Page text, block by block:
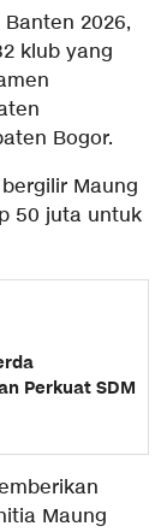
2026,
klub yang
Bogor.
Maung
50 juta untuk
Perkuat SDM
Maung